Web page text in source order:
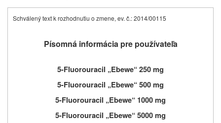
Schválený text k rozhodnutiu o zmene, ev. č.: 2014/00115
Písomná informácia pre používateľa
5-Fluorouracil „Ebewe“ 250 mg
5-Fluorouracil „Ebewe“ 500 mg
5-Fluorouracil „Ebewe“ 1000 mg
5-Fluorouracil „Ebewe“ 5000 mg